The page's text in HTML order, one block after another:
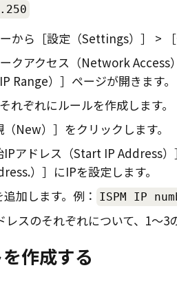
から 設定（Settings）
クアクセス（Network Access）
Range）
ページが開きます。
れぞれにルールを作成します。
New）
をクリックします。
IPアドレス（Start IP Address）
）
にIPを設定します。
加します。例：
ISPM IP
レスのそれぞれについて、1～3
作成する